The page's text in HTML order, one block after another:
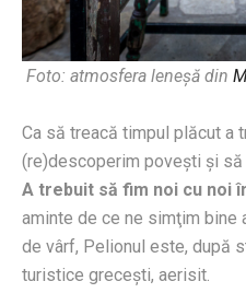
Foto: atmosfera leneșă din
Ca să treacă timpul plăcut a
(re)descoperim poveşti şi să
A trebuit să fim noi cu noi
aminte de ce ne simţim bine
de vârf, Pelionul este, după
turistice greceşti, aerisit.